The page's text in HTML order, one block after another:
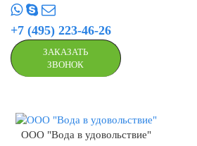
+7 (495) 223-46-26
ЗАКАЗАТЬ
ЗВОНОК
ООО "Вода в удовольствие"